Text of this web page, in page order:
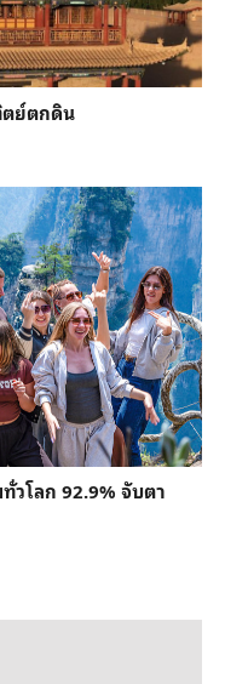
ตย์ตกดิน
วโลก 92.9% จับตา